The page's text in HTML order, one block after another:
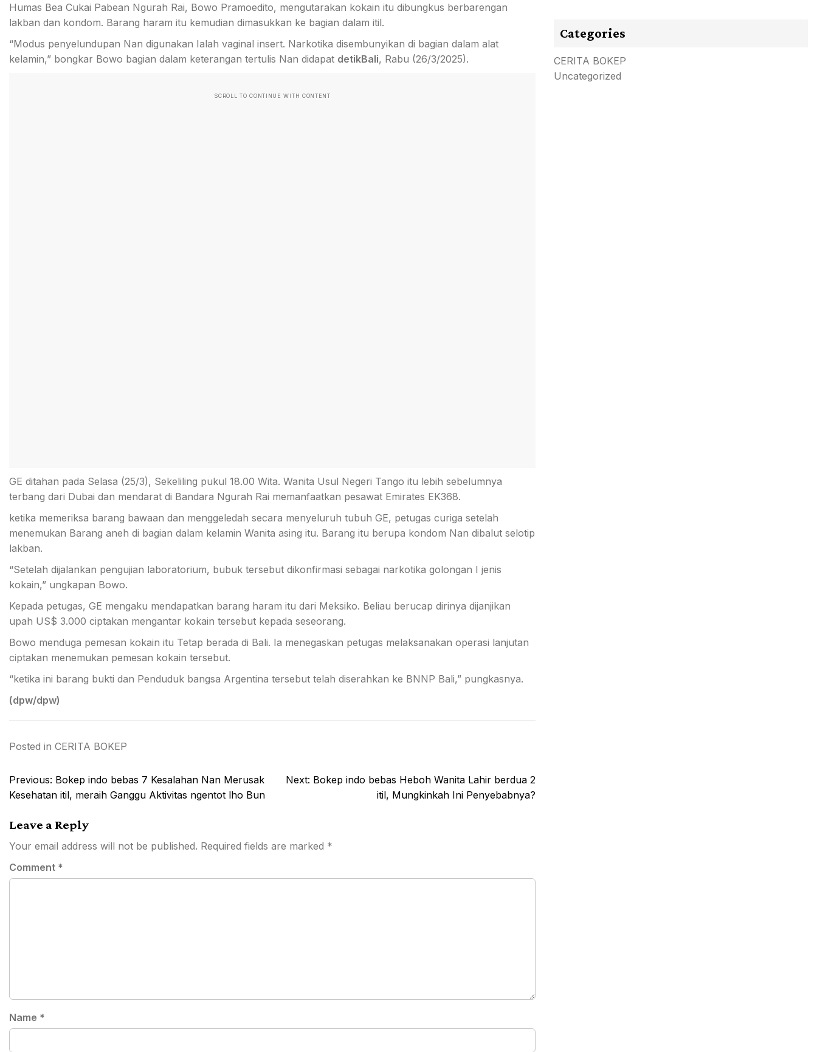
Humas Bea Cukai Pabean Ngurah Rai, Bowo Pramoedito, mengutarakan kokain itu dibungkus berbarengan
lakban dan kondom. Barang haram itu kemudian dimasukkan ke bagian dalam itil.
“Modus penyelundupan Nan digunakan Ialah vaginal insert. Narkotika disembunyikan di bagian dalam alat
kelamin,” bongkar Bowo bagian dalam keterangan tertulis Nan didapat detikBali, Rabu (26/3/2025).
SCROLL TO CONTINUE WITH CONTENT
GE ditahan pada Selasa (25/3), Sekeliling pukul 18.00 Wita. Wanita Usul Negeri Tango itu lebih sebelumnya
terbang dari Dubai dan mendarat di Bandara Ngurah Rai memanfaatkan pesawat Emirates EK368.
ketika memeriksa barang bawaan dan menggeledah secara menyeluruh tubuh GE, petugas curiga setelah
menemukan Barang aneh di bagian dalam kelamin Wanita asing itu. Barang itu berupa kondom Nan dibalut selotip
lakban.
“Setelah dijalankan pengujian laboratorium, bubuk tersebut dikonfirmasi sebagai narkotika golongan I jenis
kokain,” ungkapan Bowo.
Kepada petugas, GE mengaku mendapatkan barang haram itu dari Meksiko. Beliau berucap dirinya dijanjikan
upah US$ 3.000 ciptakan mengantar kokain tersebut kepada seseorang.
Bowo menduga pemesan kokain itu Tetap berada di Bali. Ia menegaskan petugas melaksanakan operasi lanjutan
ciptakan menemukan pemesan kokain tersebut.
“ketika ini barang bukti dan Penduduk bangsa Argentina tersebut telah diserahkan ke BNNP Bali,” pungkasnya.
(dpw/dpw)
Posted in CERITA BOKEP
Post
navigation
Previous: Bokep indo bebas 7 Kesalahan Nan Merusak
Kesehatan itil, meraih Ganggu Aktivitas ngentot lho Bun
Next: Bokep indo bebas Heboh Wanita Lahir berdua 2
itil, Mungkinkah Ini Penyebabnya?
Leave a Reply
Your email address will not be published. Required fields are marked *
Comment *
Name *
Categories
CERITA BOKEP
Uncategorized